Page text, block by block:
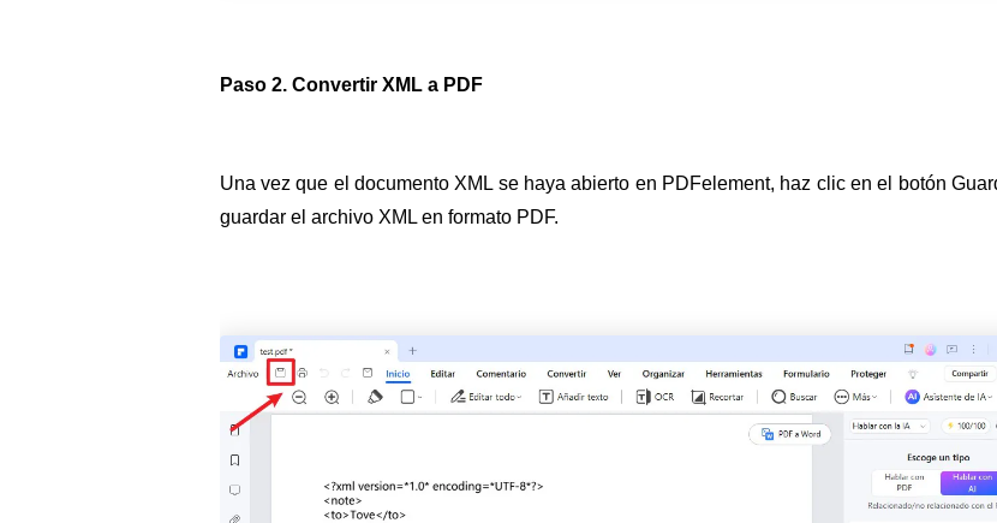
Paso 2. Convertir XML a PDF
Una vez que el documento XML se haya abierto en PDFelement, haz clic en el botón
guardar el archivo XML en formato PDF.